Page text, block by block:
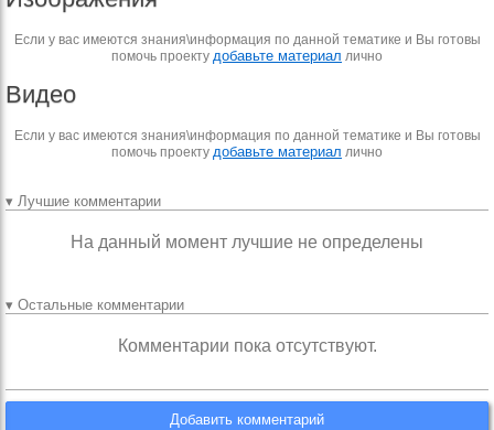
Если у вас имеются знания\информация по данной тематике и Вы готовы
помочь проекту добавьте материал лично
Видео
Если у вас имеются знания\информация по данной тематике и Вы готовы
помочь проекту добавьте материал лично
▾ Лучшие комментарии
На данный момент лучшие не определены
▾ Остальные комментарии
Комментарии пока отсутствуют.
Добавить комментарий